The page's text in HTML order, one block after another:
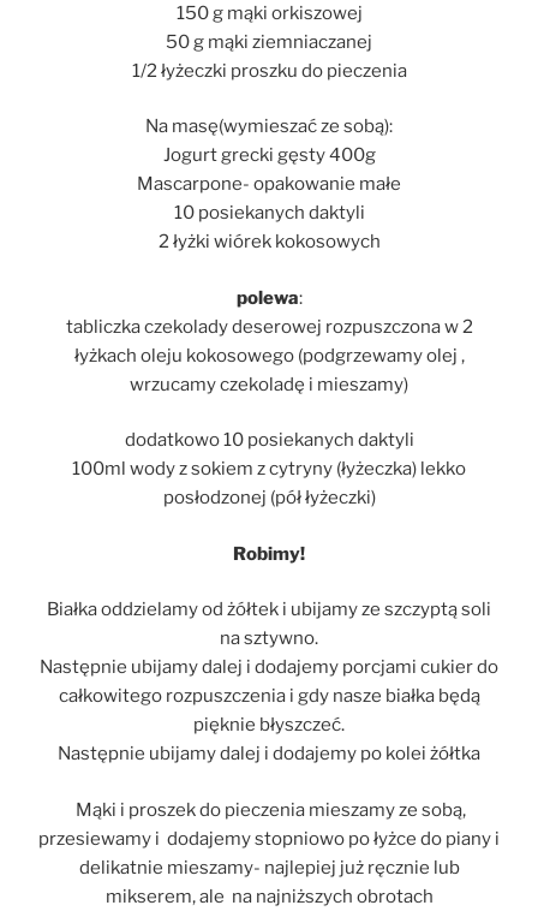
150 g mąki orkiszowej
50 g mąki ziemniaczanej
1/2 łyżeczki proszku do pieczenia
Na masę(wymieszać ze sobą):
Jogurt grecki gęsty 400g
Mascarpone- opakowanie małe
10 posiekanych daktyli
2 łyżki wiórek kokosowych
polewa:
tabliczka czekolady deserowej rozpuszczona w 2
łyżkach oleju kokosowego (podgrzewamy olej ,
wrzucamy czekoladę i mieszamy)
dodatkowo 10 posiekanych daktyli
100ml wody z sokiem z cytryny (łyżeczka) lekko
posłodzonej (pół łyżeczki)
Robimy!
Białka oddzielamy od żółtek i ubijamy ze szczyptą soli
na sztywno.
Następnie ubijamy dalej i dodajemy porcjami cukier do
całkowitego rozpuszczenia i gdy nasze białka będą
pięknie błyszczeć.
Następnie ubijamy dalej i dodajemy po kolei żółtka
Mąki i proszek do pieczenia mieszamy ze sobą,
przesiewamy i dodajemy stopniowo po łyżce do piany i
delikatnie mieszamy- najlepiej już ręcznie lub
mikserem, ale na najniższych obrotach